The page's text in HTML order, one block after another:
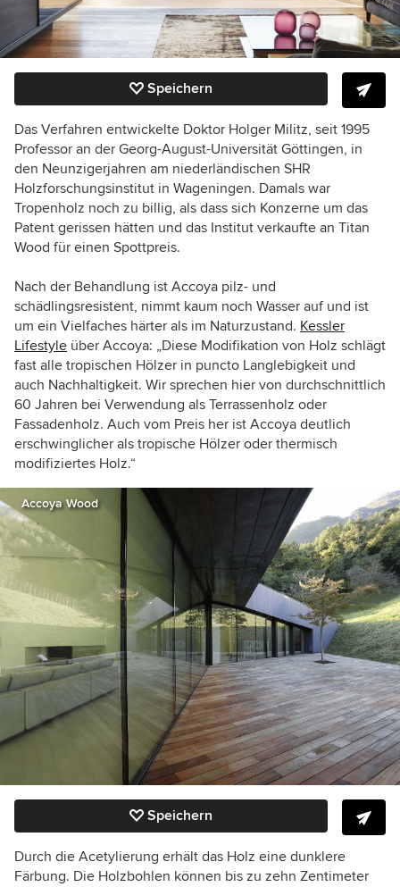
Speichern
Das Verfahren entwickelte Doktor Holger Militz, seit 1995
Professor an der Georg-August-Universität Göttingen, in
den Neunzigerjahren am niederländischen SHR
Holzforschungsinstitut in Wageningen. Damals war
Tropenholz noch zu billig, als dass sich Konzerne um das
Patent gerissen hätten und das Institut verkaufte an Titan
Wood für einen Spottpreis.
Nach der Behandlung ist Accoya pilz- und
schädlingsresistent, nimmt kaum noch Wasser auf und ist
um ein Vielfaches härter als im Naturzustand. Kessler
Lifestyle über Accoya: „Diese Modifikation von Holz schlägt
fast alle tropischen Hölzer in puncto Langlebigkeit und
auch Nachhaltigkeit. Wir sprechen hier von durchschnittlich
60 Jahren bei Verwendung als Terrassenholz oder
Fassadenholz. Auch vom Preis her ist Accoya deutlich
erschwinglicher als tropische Hölzer oder thermisch
modifiziertes Holz.“
Accoya Wood
Speichern
Durch die Acetylierung erhält das Holz eine dunklere
Färbung. Die Holzbohlen können bis zu zehn Zentimeter